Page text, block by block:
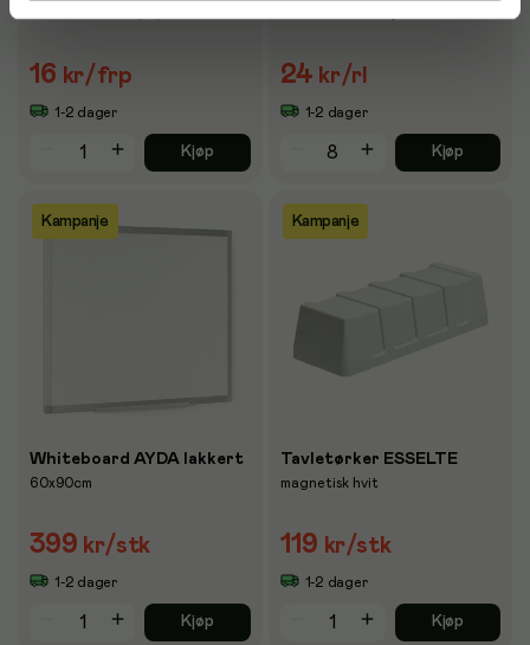
16 kr/frp
1-2 dager
Kjøp
24 kr/rl
1-2 dager
Kjøp
Kampanje
Whiteboard AYDA lakkert
60x90cm
399 kr/stk
1-2 dager
Kjøp
Kampanje
Tavletørker ESSELTE
magnetisk hvit
119 kr/stk
1-2 dager
Kjøp